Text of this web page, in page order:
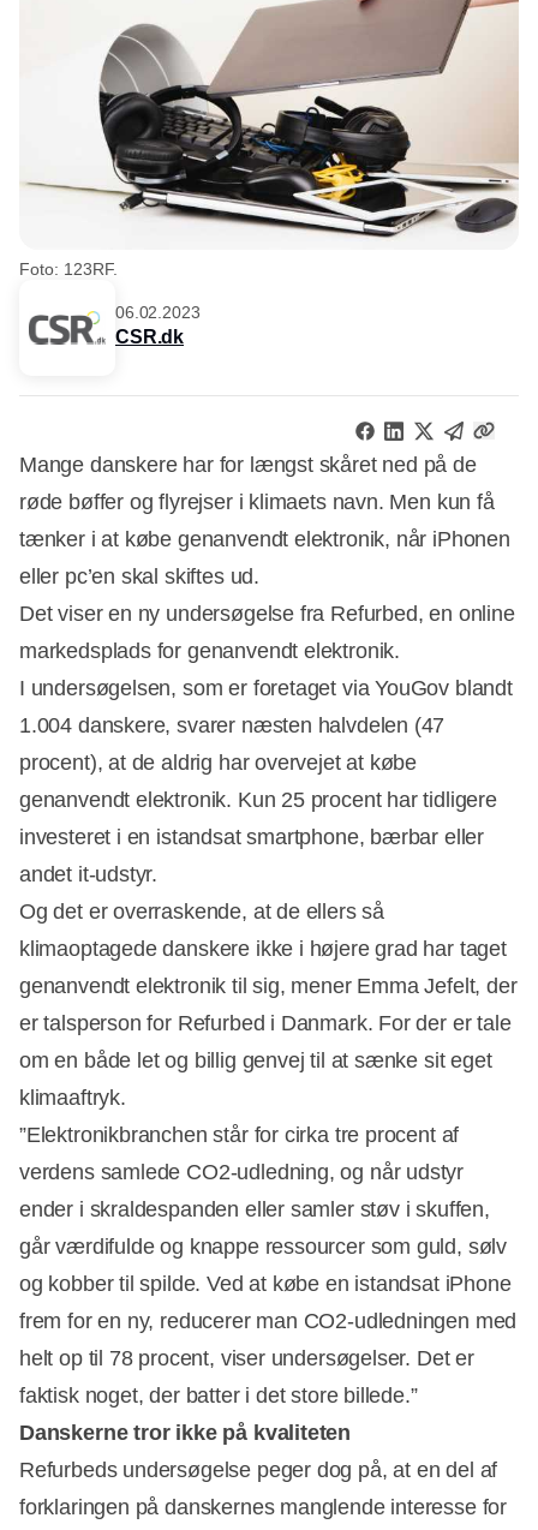
Foto: 123RF.
06.02.2023
CSR.dk
Mange danskere har for længst skåret ned på de
røde bøffer og flyrejser i klimaets navn. Men kun få
tænker i at købe genanvendt elektronik, når iPhonen
eller pc’en skal skiftes ud.
Det viser en ny undersøgelse fra Refurbed, en online
markedsplads for genanvendt elektronik.
I undersøgelsen, som er foretaget via YouGov blandt
1.004 danskere, svarer næsten halvdelen (47
procent), at de aldrig har overvejet at købe
genanvendt elektronik. Kun 25 procent har tidligere
investeret i en istandsat smartphone, bærbar eller
andet it-udstyr.
Og det er overraskende, at de ellers så
klimaoptagede danskere ikke i højere grad har taget
genanvendt elektronik til sig, mener Emma Jefelt, der
er talsperson for Refurbed i Danmark. For der er tale
om en både let og billig genvej til at sænke sit eget
klimaaftryk.
”Elektronikbranchen står for cirka tre procent af
verdens samlede CO2-udledning, og når udstyr
ender i skraldespanden eller samler støv i skuffen,
går værdifulde og knappe ressourcer som guld, sølv
og kobber til spilde. Ved at købe en istandsat iPhone
frem for en ny, reducerer man CO2-udledningen med
helt op til 78 procent, viser undersøgelser. Det er
faktisk noget, der batter i det store billede.”
Danskerne tror ikke på kvaliteten
Refurbeds undersøgelse peger dog på, at en del af
forklaringen på danskernes manglende interesse for